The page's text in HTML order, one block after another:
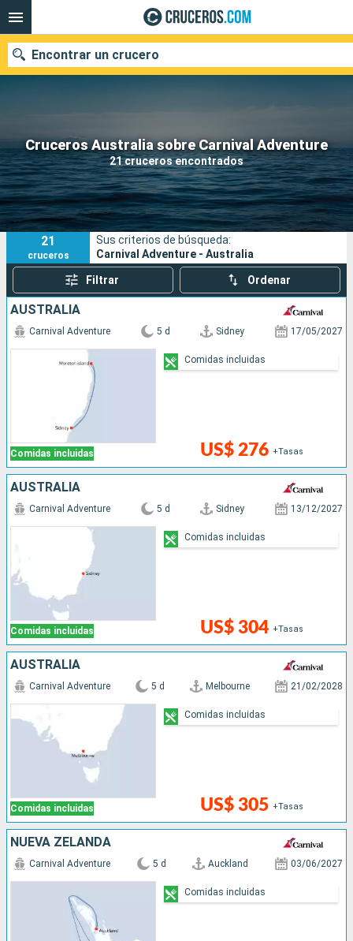
Cruceros Australia sobre Carnival Adventure
21 cruceros encontrados
Encontrar un crucero
Nuestros destinos
Fecha de salida
Puertos Compañías
Buscar
21
cruceros
Sus criterios de búsqueda:
Carnival Adventure - Australia
Filtrar Ordenar
AUSTRALIA
Comidas incluidas
Carnival Adventure 5 d Sidney 17/05/2027
US$ 276 +Tasas
Comidas incluidas
AUSTRALIA
Comidas incluidas
Carnival Adventure 5 d Sidney 13/12/2027
US$ 304 +Tasas
Comidas incluidas
AUSTRALIA
Comidas incluidas
Carnival Adventure 5 d Melbourne 21/02/2028
US$ 305 +Tasas
Comidas incluidas
NUEVA ZELANDA
Carnival Adventure 5 d Auckland 03/06/2027
Comidas incluidas